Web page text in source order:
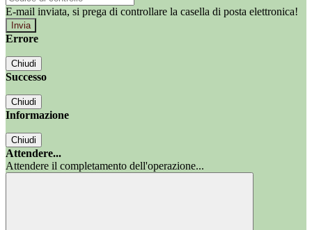
E-mail inviata, si prega di controllare la casella di posta elettronica!
Errore
Chiudi
Successo
Chiudi
Informazione
Chiudi
Attendere...
Attendere il completamento dell'operazione...